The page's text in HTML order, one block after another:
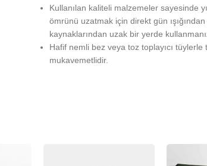
Kullanılan kaliteli malzemeler sayesinde
ömrünü uzatmak için direkt gün
kaynaklarından uzak bir yerde
Hafif nemli bez veya toz toplayıcı
mukavemetlidir.